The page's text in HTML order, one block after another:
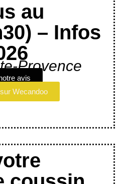
au
– Infos
Provence
avis
Wecandoo